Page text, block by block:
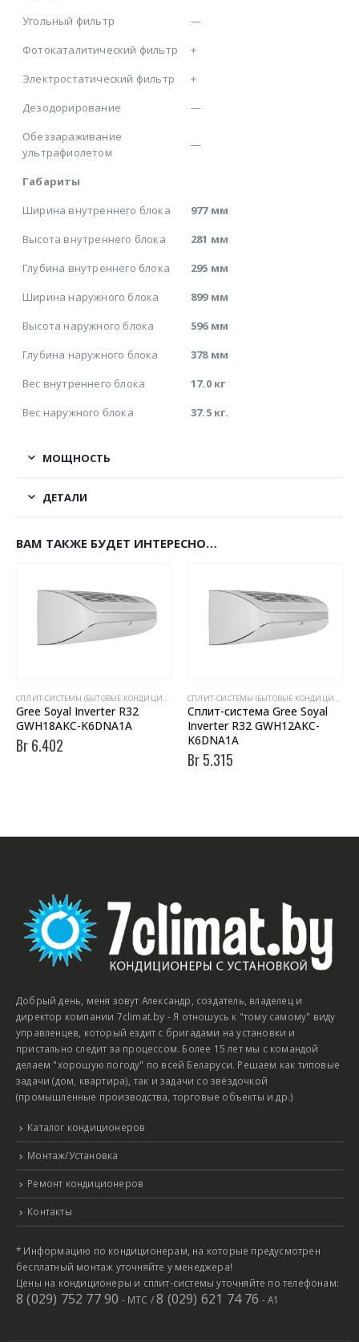
Угольный фильтр
—
Фотокаталитический фильтр
+
Электростатический фильтр
+
Дезодорирование
—
Обеззараживание
ультрафиолетом
—
Габариты
Ширина внутреннего блока
977 мм
Высота внутреннего блока
281 мм
Глубина внутреннего блока
295 мм
Ширина наружного блока
899 мм
Высота наружного блока
596 мм
Глубина наружного блока
378 мм
Вес внутреннего блока
17.0 кг
Вес наружного блока
37.5 кг.
МОЩНОСТЬ
ДЕТАЛИ
ВАМ ТАКЖЕ БУДЕТ ИНТЕРЕСНО…
CПЛИТ-СИСТЕМЫ (БЫТОВЫЕ КОНДИЦИОНЕРЫ)
Gree Soyal Inverter R32
GWH18AKC-K6DNA1A
Br6.402
CПЛИТ-СИСТЕМЫ (БЫТОВЫЕ КОНДИЦИОНЕРЫ)
Сплит-система Gree Soyal
Inverter R32 GWH12AKC-
K6DNA1A
Br5.315
Добрый день, меня зовут Александр, создатель, владелец и
директор компании 7climat.by - Я отношусь к "тому самому" виду
управленцев, который ездит с бригадами на установки и
пристально следит за процессом. Более 15 лет мы с командой
делаем "хорошую погоду" по всей Беларуси. Решаем как типовые
задачи (дом, квартира), так и задачи со звёздочкой
(промышленные производства, торговые объекты и др.)
Каталог кондиционеров
Монтаж/Установка
Ремонт кондиционеров
Контакты
* Информацию по кондиционерам, на которые предусмотрен
бесплатный монтаж уточняйте у менеджера!
Цены на кондиционеры и сплит-системы уточняйте по телефонам:
8 (029) 752 77 90 - МТС /8 (029) 621 74 76 - А1